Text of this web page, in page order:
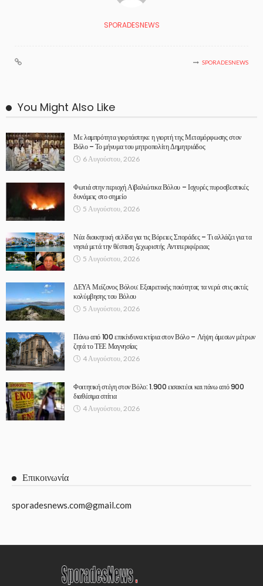
SPORADESNEWS
SPORADESNEWS
You Might Also Like
Με λαμπρότητα γιορτάστηκε η γιορτή της Μεταμόρφωσης στον
Βόλο – Το μήνυμα του μητροπολίτη Δημητριάδος
6 Αυγούστου, 2026
Φωτιά στην περιοχή Αϊβαλιώτικα Βόλου – Ισχυρές πυροσβεστικές
δυνάμεις στο σημείο
5 Αυγούστου, 2026
Νέα διοικητική σελίδα για τις Βόρειες Σποράδες – Τι αλλάζει για τα
νησιά μετά την θέσπιση ξεχωριστής Αντιπεριφέρειας
5 Αυγούστου, 2026
ΔΕΥΑ Μείζονος Βόλου: Εξαιρετικής ποιότητας τα νερά στις ακτές
κολύμβησης του Βόλου
5 Αυγούστου, 2026
Πάνω από 100 επικίνδυνα κτίρια στον Βόλο – Λήψη άμεσων μέτρων
ζητά το ΤΕΕ Μαγνησίας
4 Αυγούστου, 2026
Φοιτητική στέγη στον Βόλο: 1.900 εισακτέοι και πάνω από 900
διαθέσιμα σπίτια
4 Αυγούστου, 2026
Επικοινωνία
sporadesnews.com@gmail.com